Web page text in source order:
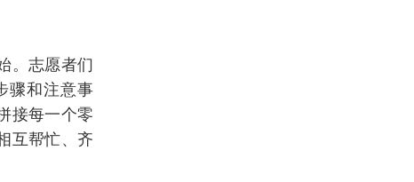
。志愿者们
骤和注意事
接每一个零
互帮忙、齐